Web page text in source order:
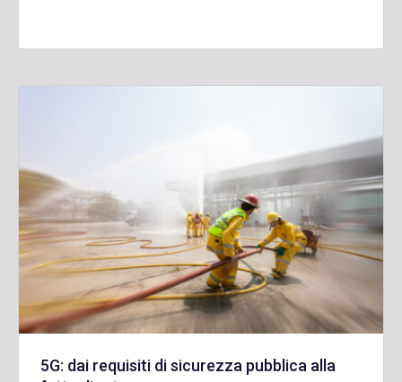
5G: dai requisiti di sicurezza pubblica alla